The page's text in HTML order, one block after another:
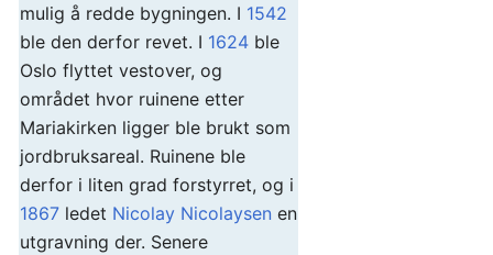
mulig å redde bygningen. I 1542
ble den derfor revet. I 1624 ble
Oslo flyttet vestover, og
området hvor ruinene etter
Mariakirken ligger ble brukt som
jordbruksareal. Ruinene ble
derfor i liten grad forstyrret, og i
1867 ledet Nicolay Nicolaysen en
utgravning der. Senere